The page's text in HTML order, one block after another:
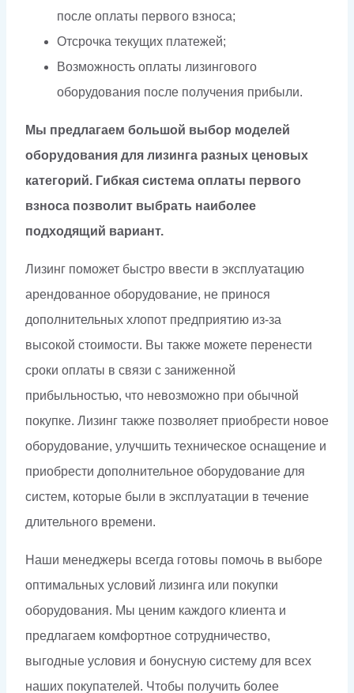
после оплаты первого взноса;
Отсрочка текущих платежей;
Возможность оплаты лизингового
оборудования после получения прибыли.
Мы предлагаем большой выбор моделей
оборудования для лизинга разных ценовых
категорий. Гибкая система оплаты первого
взноса позволит выбрать наиболее
подходящий вариант.
Лизинг поможет быстро ввести в эксплуатацию
арендованное оборудование, не принося
дополнительных хлопот предприятию из-за
высокой стоимости. Вы также можете перенести
сроки оплаты в связи с заниженной
прибыльностью, что невозможно при обычной
покупке. Лизинг также позволяет приобрести новое
оборудование, улучшить техническое оснащение и
приобрести дополнительное оборудование для
систем, которые были в эксплуатации в течение
длительного времени.
Наши менеджеры всегда готовы помочь в выборе
оптимальных условий лизинга или покупки
оборудования. Мы ценим каждого клиента и
предлагаем комфортное сотрудничество,
выгодные условия и бонусную систему для всех
наших покупателей. Чтобы получить более